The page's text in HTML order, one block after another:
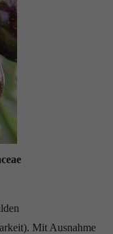
Mit Ausnahme